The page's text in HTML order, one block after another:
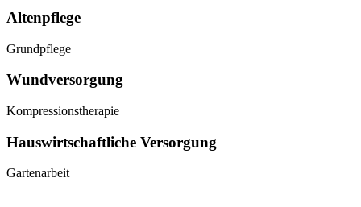
Altenpflege
Grundpflege
Wundversorgung
Kompressionstherapie
Hauswirtschaftliche Versorgung
Gartenarbeit